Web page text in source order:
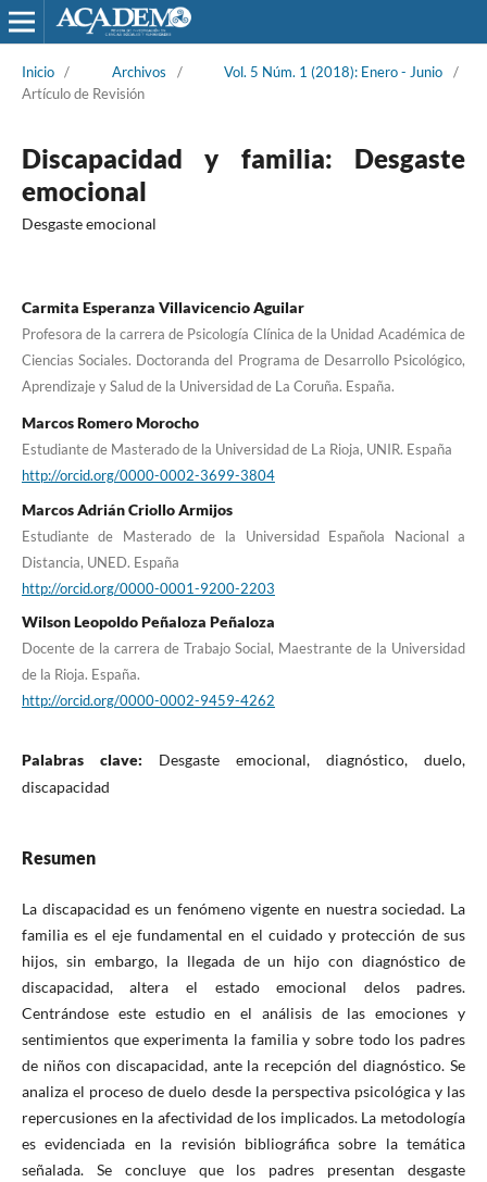
Inicio / Archivos / Vol. 5 Núm. 1 (2018): Enero - Junio
/
Artículo de Revisión
Discapacidad y familia: Desgaste
emocional
Desgaste emocional
Carmita Esperanza Villavicencio Aguilar
Profesora de la carrera de Psicología Clínica de la Unidad Académica de
Ciencias Sociales. Doctoranda del Programa de Desarrollo Psicológico,
Aprendizaje y Salud de la Universidad de La Coruña. España.
Marcos Romero Morocho
Estudiante de Masterado de la Universidad de La Rioja, UNIR. España
http://orcid.org/0000-0002-3699-3804
Marcos Adrián Criollo Armijos
Estudiante de Masterado de la Universidad Española Nacional a
Distancia, UNED. España
http://orcid.org/0000-0001-9200-2203
Wilson Leopoldo Peñaloza Peñaloza
Docente de la carrera de Trabajo Social, Maestrante de la Universidad
de la Rioja. España.
http://orcid.org/0000-0002-9459-4262
Palabras clave: Desgaste emocional, diagnóstico, duelo,
discapacidad
Resumen
La discapacidad es un fenómeno vigente en nuestra sociedad. La
familia es el eje fundamental en el cuidado y protección de sus
hijos, sin embargo, la llegada de un hijo con diagnóstico de
discapacidad, altera el estado emocional delos padres.
Centrándose este estudio en el análisis de las emociones y
sentimientos que experimenta la familia y sobre todo los padres
de niños con discapacidad, ante la recepción del diagnóstico. Se
analiza el proceso de duelo desde la perspectiva psicológica y las
repercusiones en la afectividad de los implicados. La metodología
es evidenciada en la revisión bibliográfica sobre la temática
señalada. Se concluye que los padres presentan desgaste